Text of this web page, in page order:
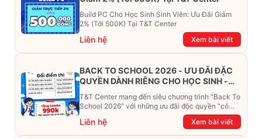
Build PC Cho Học Sinh Sinh Viên: Ưu Đãi Giảm
2% (Tới 500K) Tại T&T Center
Liên hệ Xem bài viết
BACK TO SCHOOL 2026 - ƯU ĐÃI ĐẶC
QUYỀN DÀNH RIÊNG CHO HỌC SINH -
T&T Center mang đến siêu chương trình "Back To
School 2026" với những ưu đãi độc quyền "có
một không hai". Đừng để chiếc ví phải "ét-ô-ét",
cùng khám phá ngay ưu đãi siêu khủng dưới đây
nhé!
Liên hệ Xem bài viết